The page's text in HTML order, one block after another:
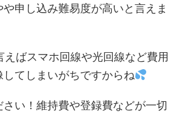
申し込み難易度が高いと言えま
えばスマホ回線や光回線など費用
てしまいがちですからね
い！維持費や登録費などが一切